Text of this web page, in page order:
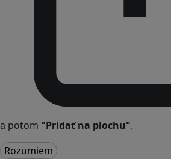
a potom "Pridať na plochu".
Rozumiem